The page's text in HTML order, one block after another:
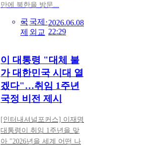
만에 북한을 방문...
국
제
국제·
외교
2026.06.08
22:29
이 대통령 "대체 불
가 대한민국 시대 열
겠다"…취임 1주년
국정 비전 제시
[인터내셔널포커스] 이재명
대통령이 취임 1주년을 맞
아 "2026년을 세계 어떤 나